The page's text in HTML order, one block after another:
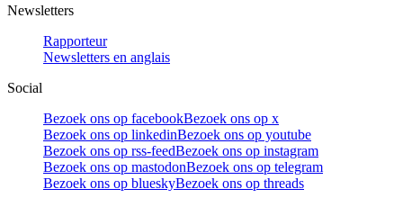
Newsletters
Rapporteur
Newsletters en anglais
Social
Bezoek ons op facebookBezoek ons op x
Bezoek ons op linkedinBezoek ons op youtube
Bezoek ons op rss-feedBezoek ons op instagram
Bezoek ons op mastodonBezoek ons op telegram
Bezoek ons op blueskyBezoek ons op threads